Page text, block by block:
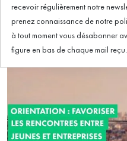
VOIR LA VIDÉO
recevoir régulièrement notre
prenez connaissance de notre
à tout moment vous désabonner
figure en bas de chaque mail reçu.